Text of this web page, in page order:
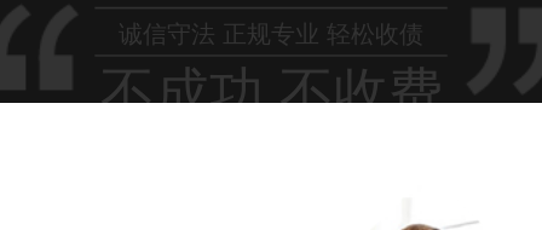
诚信守法 正规专业 轻松收债
不成功 不收费